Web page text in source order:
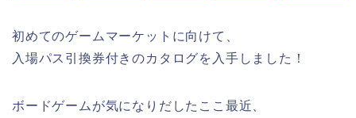
初めてのゲームマーケットに向けて、
入場パス引換券付きのカタログを入手しました！
ボードゲームが気になりだしたここ最近、